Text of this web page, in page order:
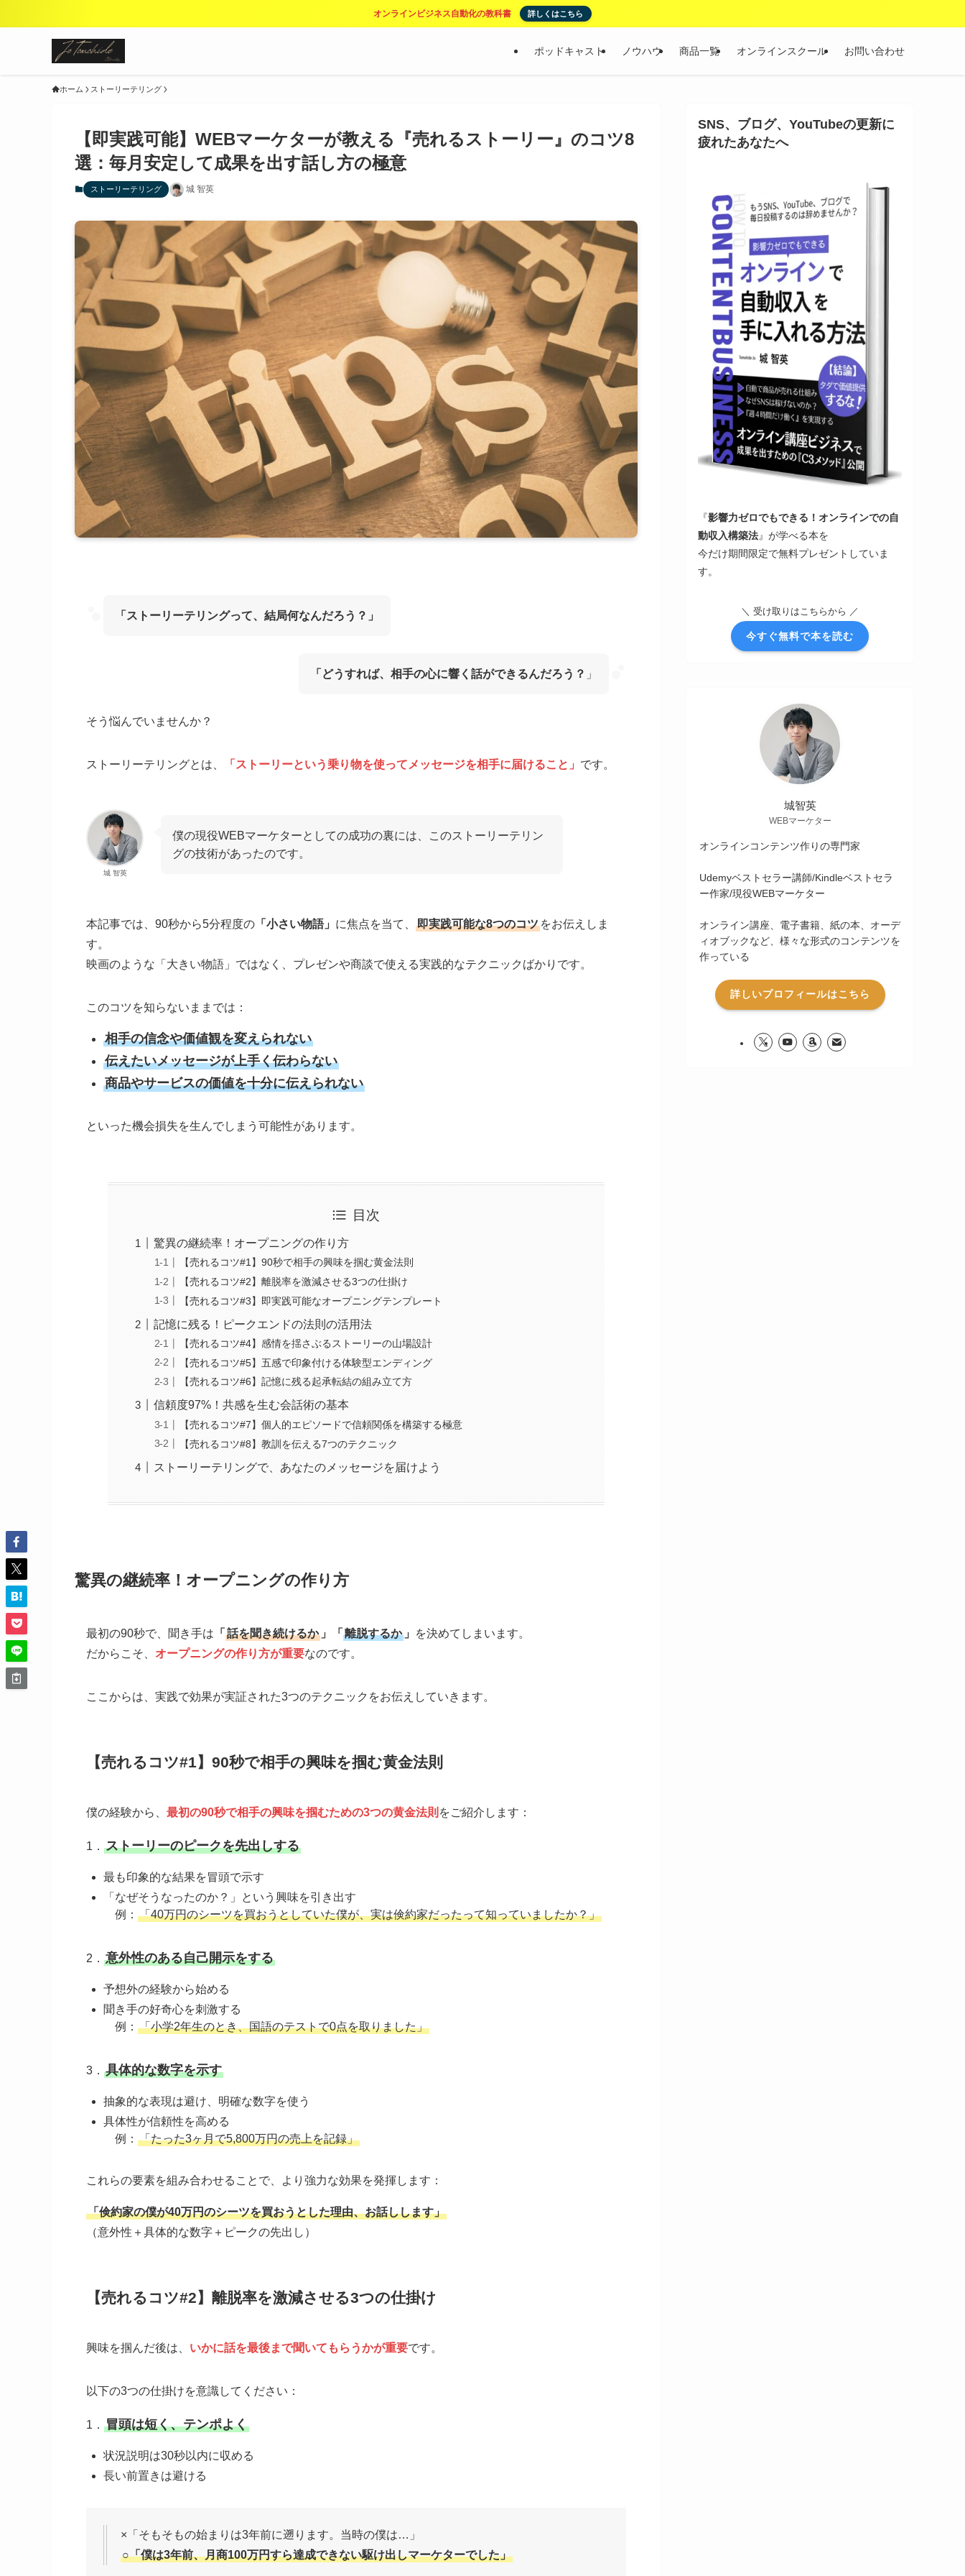
オンラインビジネス自動化の教科書 詳しくはこちら
ポッドキャスト ノウハウ 商品一覧 オンラインスクール お問い合わせ
ホーム ストーリーテリング
【即実践可能】WEBマーケターが教える『売れるストーリー』のコツ8
選：毎月安定して成果を出す話し方の極意
ストーリーテリング 城 智英
「ストーリーテリングって、結局何なんだろう？」
「どうすれば、相手の心に響く話ができるんだろう？ 」
そう悩んでいませんか？
ストーリーテリングとは、 「ストーリーという乗り物を使ってメッセージを相手に届けること」 です。
城 智英
僕の現役WEBマーケターとしての成功の裏には、このストーリーテリン
グの技術があったのです。
本記事では、90秒から5分程度の 「小さい物語」 に焦点を当て、 即実践可能な8つのコツ をお伝えしま
す。
映画のような「大きい物語」ではなく、プレゼンや商談で使える実践的なテクニックばかりです。
このコツを知らないままでは：
相手の信念や価値観を変えられない
伝えたいメッセージが上手く伝わらない
商品やサービスの価値を十分に伝えられない
といった機会損失を生んでしまう可能性があります。
目次
驚異の継続率！オープニングの作り方
【売れるコツ#1】90秒で相手の興味を掴む黄金法則
【売れるコツ#2】離脱率を激減させる3つの仕掛け
【売れるコツ#3】即実践可能なオープニングテンプレート
記憶に残る！ピークエンドの法則の活用法
【売れるコツ#4】感情を揺さぶるストーリーの山場設計
【売れるコツ#5】五感で印象付ける体験型エンディング
【売れるコツ#6】記憶に残る起承転結の組み立て方
信頼度97%！共感を生む会話術の基本
【売れるコツ#7】個人的エピソードで信頼関係を構築する極意
【売れるコツ#8】教訓を伝える7つのテクニック
ストーリーテリングで、あなたのメッセージを届けよう
驚異の継続率！オープニングの作り方
最初の90秒で、聞き手は 「 話を聞き続けるか 」「 離脱するか 」
を決めてしまいます。
だからこそ、 オープニングの作り方が重要なのです。
ここからは、実践で効果が実証された3つのテクニックをお伝えしていきます。
【売れるコツ#1】90秒で相手の興味を掴む黄金法則
僕の経験から、 最初の90秒で相手の興味を掴むための3つの黄金法則 をご紹介します：
1． ストーリーのピークを先出しする
最も印象的な結果を冒頭で示す
「なぜそうなったのか？」という興味を引き出す
例： 「40万円のシーツを買おうとしていた僕が、実は倹約家だったって知っていましたか？」
2． 意外性のある自己開示をする
予想外の経験から始める
聞き手の好奇心を刺激する
例： 「小学2年生のとき、国語のテストで0点を取りました」
3． 具体的な数字を示す
抽象的な表現は避け、明確な数字を使う
具体性が信頼性を高める
例： 「たった3ヶ月で5,800万円の売上を記録」
これらの要素を組み合わせることで、より強力な効果を発揮します：
「倹約家の僕が40万円のシーツを買おうとした理由、お話しします」
（意外性＋具体的な数字＋ピークの先出し）
【売れるコツ#2】離脱率を激減させる3つの仕掛け
興味を掴んだ後は、 いかに話を最後まで聞いてもらうかが重要です。
以下の3つの仕掛けを意識してください：
1． 冒頭は短く、テンポよく
状況説明は30秒以内に収める
長い前置きは避ける
×「そもそもの始まりは3年前に遡ります。当時の僕は…」
○「僕は3年前、月商100万円すら達成できない駆け出しマーケターでした」
SNS、ブログ、YouTubeの更新に
疲れたあなたへ
『影響力ゼロでもできる！オンラインでの自
動収入構築法』が学べる本を
今だけ期間限定で無料プレゼントしていま
す。
＼ 受け取りはこちらから ／
今すぐ無料で本を読む
城智英
WEBマーケター
オンラインコンテンツ作りの専門家
Udemyベストセラー講師/Kindleベストセラ
ー作家/現役WEBマーケター
オンライン講座、電子書籍、紙の本、オーデ
ィオブックなど、様々な形式のコンテンツを
作っている
詳しいプロフィールはこちら